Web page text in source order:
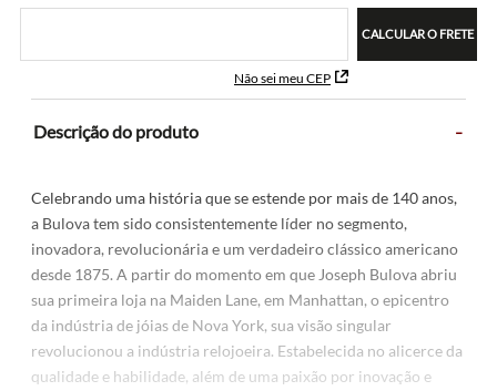
Não sei meu CEP
CALCULAR O FRETE
Descrição do produto -
Celebrando uma história que se estende por mais de 140 anos,
a Bulova tem sido consistentemente líder no segmento,
inovadora, revolucionária e um verdadeiro clássico americano
desde 1875. A partir do momento em que Joseph Bulova abriu
sua primeira loja na Maiden Lane, em Manhattan, o epicentro
da indústria de jóias de Nova York, sua visão singular
revolucionou a indústria relojoeira. Estabelecida no alicerce da
qualidade e habilidade, além de uma paixão por inovação e